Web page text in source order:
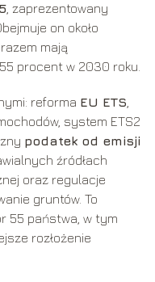
, zaprezentowany
on około
mają
procent w 2030 roku.
reforma EU ETS
system ETS2
podatek od emisji
źródłach
oraz regulacje
gruntów. To
55 państwa, w tym
rozłożenie